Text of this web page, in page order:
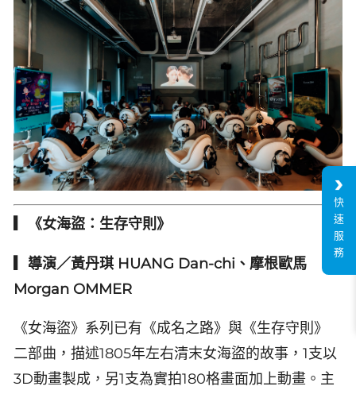
▎《女海盜：生存守則》
▎導演／黃丹琪 HUANG Dan-chi、摩根歐馬
Morgan OMMER
《女海盜》系列已有《成名之路》與《生存守則》
二部曲，描述1805年左右清末女海盜的故事，1支以
3D動畫製成，另1支為實拍180格畫面加上動畫。主
快
速
服
務